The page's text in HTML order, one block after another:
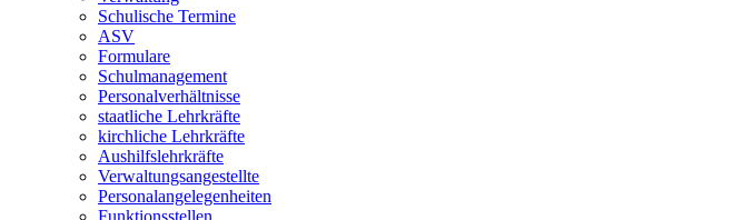
Schulische Termine
ASV
Formulare
Schulmanagement
Personalverhältnisse
staatliche Lehrkräfte
kirchliche Lehrkräfte
Aushilfslehrkräfte
Verwaltungsangestellte
Personalangelegenheiten
Funktionsstellen